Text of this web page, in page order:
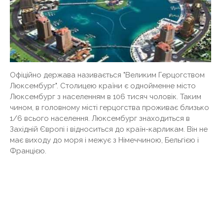
Офіційно держава називається "Великим Герцогством
Люксембург". Столицею країни є однойменне місто
Люксембург з населенням в 106 тисяч чоловік. Таким
чином, в головному місті герцогства проживає близько
1/6 всього населення. Люксембург знаходиться в
Західній Європі і відноситься до країн-карликам. Він не
має виходу до моря і межує з Німеччиною, Бельгією і
Францією.